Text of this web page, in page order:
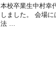
本校卒業生中村幸
しました。 会場
法 …